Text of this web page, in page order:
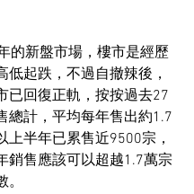
的新盤市場，樓市是經歷
低起跌，不過自撤辣後，
已回復正軌，按按過去27
總計，平均每年售出約1.7
上半年已累售近9500宗，
銷售應該可以超越1.7萬宗